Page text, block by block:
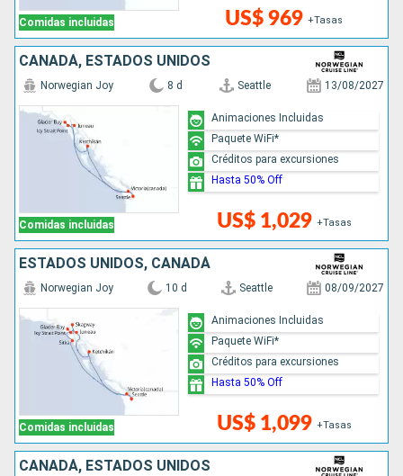
Comidas incluidas US$ 969 +Tasas
CANADÁ, ESTADOS UNIDOS
Comidas incluidas
Norwegian Joy 8 d Seattle 13/08/2027
US$ 1,029 +Tasas
Animaciones Incluidas
Paquete WiFi*
Créditos para excursiones
Hasta 50% Off
ESTADOS UNIDOS, CANADÁ
Comidas incluidas
Norwegian Joy 10 d Seattle 08/09/2027
US$ 1,099 +Tasas
Animaciones Incluidas
Paquete WiFi*
Créditos para excursiones
Hasta 50% Off
CANADÁ, ESTADOS UNIDOS